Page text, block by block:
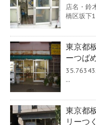
店名・鈴
橋区坂下
東京都
ーつば
...
東京都
リーつ